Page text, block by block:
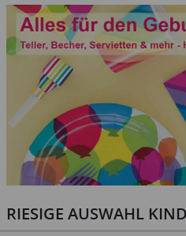
RIESIGE AUSWAHL